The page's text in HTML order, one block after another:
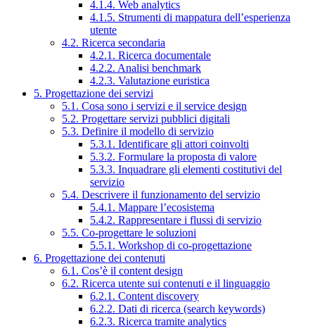
4.1.4. Web analytics
4.1.5. Strumenti di mappatura dell’esperienza
utente
4.2. Ricerca secondaria
4.2.1. Ricerca documentale
4.2.2. Analisi benchmark
4.2.3. Valutazione euristica
5. Progettazione dei servizi
5.1. Cosa sono i servizi e il service design
5.2. Progettare servizi pubblici digitali
5.3. Definire il modello di servizio
5.3.1. Identificare gli attori coinvolti
5.3.2. Formulare la proposta di valore
5.3.3. Inquadrare gli elementi costitutivi del
servizio
5.4. Descrivere il funzionamento del servizio
5.4.1. Mappare l’ecosistema
5.4.2. Rappresentare i flussi di servizio
5.5. Co-progettare le soluzioni
5.5.1. Workshop di co-progettazione
6. Progettazione dei contenuti
6.1. Cos’è il content design
6.2. Ricerca utente sui contenuti e il linguaggio
6.2.1. Content discovery
6.2.2. Dati di ricerca (search keywords)
6.2.3. Ricerca tramite analytics